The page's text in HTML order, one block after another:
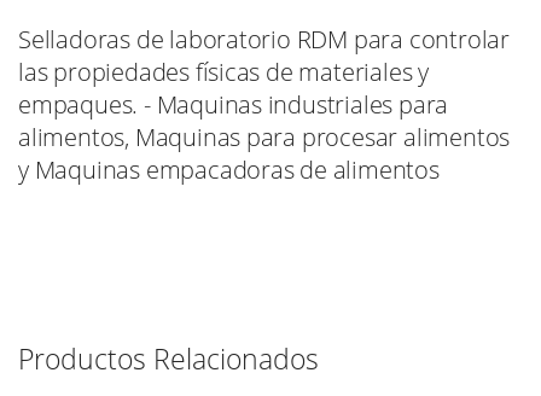
Selladoras de laboratorio RDM para controlar
las propiedades físicas de materiales y
empaques. - Maquinas industriales para
alimentos, Maquinas para procesar alimentos
y Maquinas empacadoras de alimentos
Productos Relacionados